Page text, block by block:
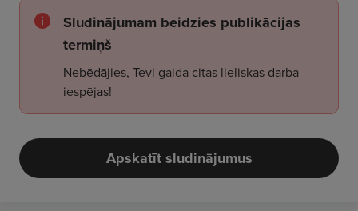
Sludinājumam beidzies publikācijas
termiņš
Nebēdājies, Tevi gaida citas lieliskas darba
iespējas!
Apskatīt sludinājumus